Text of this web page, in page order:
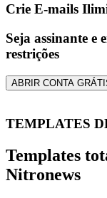
Crie E-mails
Seja assinante e
restrições
ABRIR CONTA
TEMPLATES
Templates
Nitronews